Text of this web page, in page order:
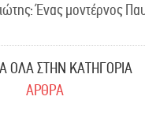
Ένας μοντέρνος
ΟΛΑ ΣΤΗΝ ΚΑΤΗΓΟΡΙΑ
ΑΡΘΡΑ